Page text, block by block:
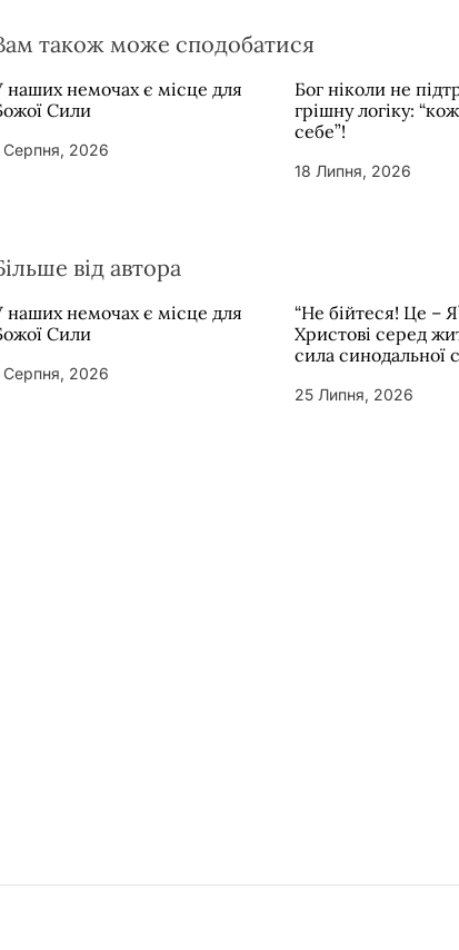
також може сподобатися
наших немочах є місце для
Сили
Серпня, 2026
Бог ніколи не
грішну логіку:
себе”!
18 Липня, 2026
від автора
наших немочах є місце для
Сили
Серпня, 2026
“Не бійтеся! Це –
Христові серед
сила синодальної
25 Липня, 2026